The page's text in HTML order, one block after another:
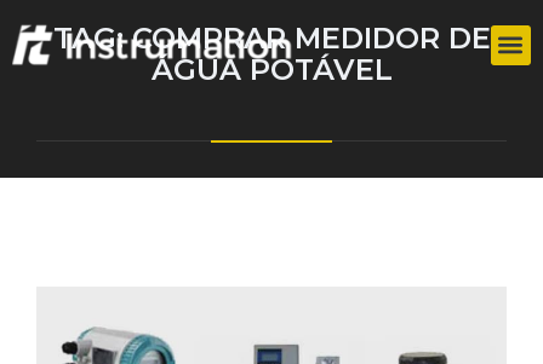
TAG:COMPRAR MEDIDOR DE
ÁGUA POTÁVEL